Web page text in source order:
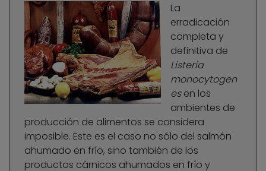
La
erradicación
completa y
definitiva de
Listeria
monocytogen
esen los
ambientes de
producción de alimentos se considera
imposible. Este es el caso no sólo del salmón
ahumado en frío, sino también de los
productos cárnicos ahumados en frío y